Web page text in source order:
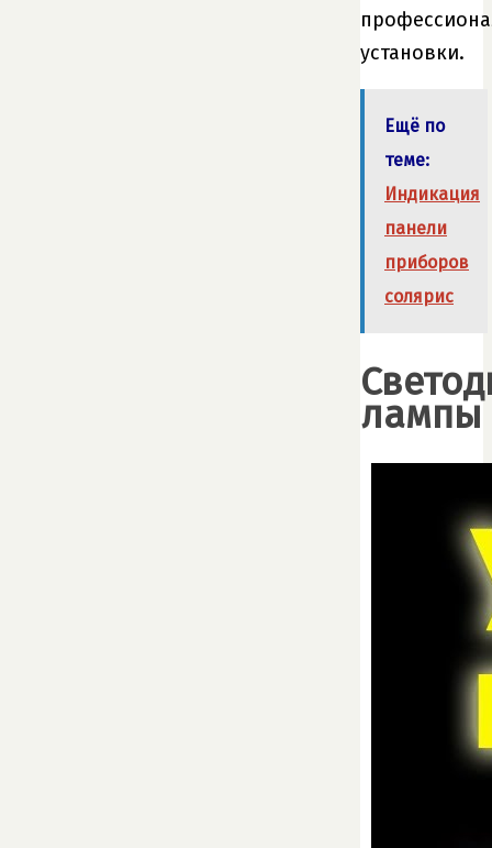
установки.
Ещё по
теме:
Индикация
панели
приборов
солярис
лампы